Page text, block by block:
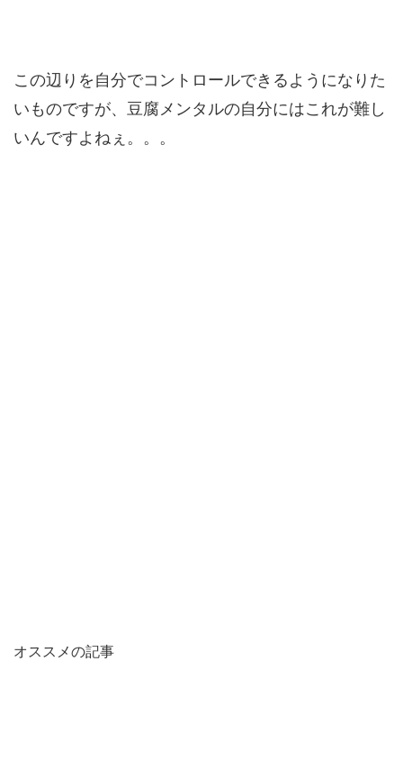
この辺りを自分でコントロールできるようになりた
いものですが、豆腐メンタルの自分にはこれが難し
いんですよねぇ。。。
オススメの記事